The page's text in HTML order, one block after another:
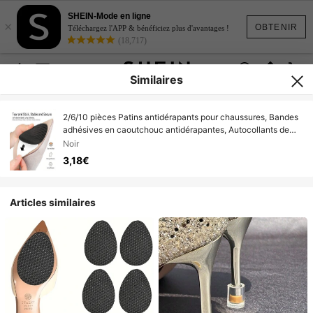
OBTENIR
×
SHEIN-Mode en ligne
Téléchargez l'APP & bénéficiez plus d'avantages !
(18,717)
Similaires
2/6/10 pièces Patins antidérapants pour chaussures, Bandes
adhésives en caoutchouc antidérapantes, Autocollants de
protection de semelle pour talons hauts
Noir
3,18€
Articles similaires